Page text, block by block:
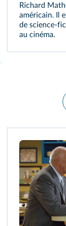
Richard
américain. Il est connu pour ses nouvelles et romans
de science-
au cinéma.